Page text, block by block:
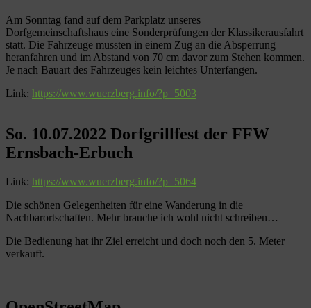
Am Sonntag fand auf dem Parkplatz unseres
Dorfgemeinschaftshaus eine Sonderprüfungen der Klassikerausfahrt
statt. Die Fahrzeuge mussten in einem Zug an die Absperrung
heranfahren und im Abstand von 70 cm davor zum Stehen kommen.
Je nach Bauart des Fahrzeuges kein leichtes Unterfangen.
Link: https://www.wuerzberg.info/?p=5003
So. 10.07.2022 Dorfgrillfest der FFW
Ernsbach-Erbuch
Link: https://www.wuerzberg.info/?p=5064
Die schönen Gelegenheiten für eine Wanderung in die
Nachbarortschaften. Mehr brauche ich wohl nicht schreiben…
Die Bedienung hat ihr Ziel erreicht und doch noch den 5. Meter
verkauft.